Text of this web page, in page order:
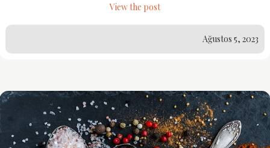
View the post
Ağustos 5, 2023